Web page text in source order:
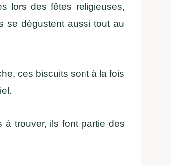
lors des fêtes religieuses,
se dégustent aussi tout au
ces biscuits sont à la fois
à trouver, ils font partie des